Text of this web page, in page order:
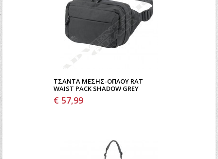
ΤΣΆΝΤΑ ΜΈΣΗΣ-ΌΠΛΟΥ RAT
WAIST PACK SHADOW GREY
€ 57,99